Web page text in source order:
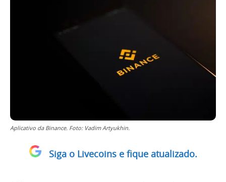
Aplicativo da Binance. Foto: Vadim Artyukhin.
Siga o Livecoins e fique atualizado.